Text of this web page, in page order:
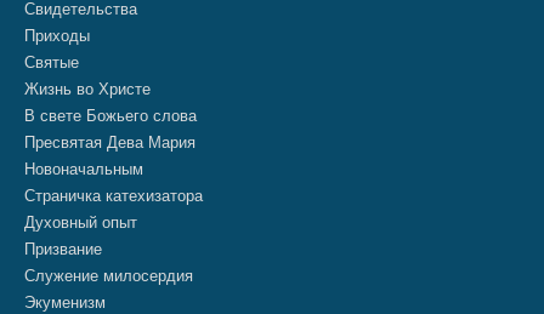
Свидетельства
Приходы
Святые
Жизнь во Христе
В свете Божьего слова
Пресвятая Дева Мария
Новоначальным
Страничка катехизатора
Духовный опыт
Призвание
Служение милосердия
Экуменизм